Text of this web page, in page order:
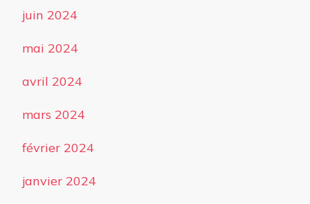
juin 2024
mai 2024
avril 2024
mars 2024
février 2024
janvier 2024